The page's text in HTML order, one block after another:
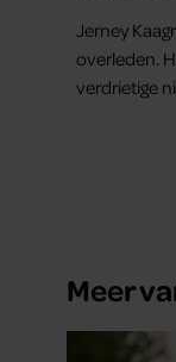
Jerney
overleden.
verdrietige
Meer